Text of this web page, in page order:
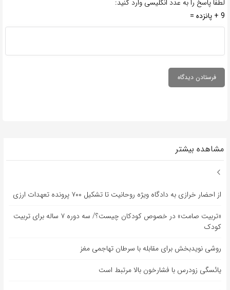
لطفا پاسخ را به عدد انگلیسی وارد کنید:
9 + پانزده =
مشاهده بیشتر
از احضار خرازی به دادگاه ویژه روحانیت تا تشکیل ۷۰۰ پرونده تعهدات ارزی
«تربیت صامت» در خصوص کودکان چیست؟/ سه دوره ۷ ساله برای تربیت
کودک
روشی نویدبخش برای مقابله با سرطان تهاجمی مغز
یائسگی زودرس با فشارخون بالا مرتبط است